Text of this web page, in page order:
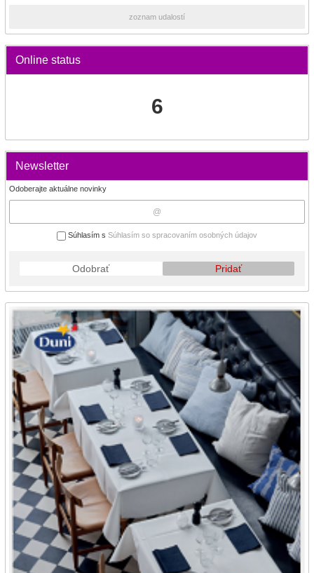
zoznam udalostí
Online status
6
Newsletter
Odoberajte aktuálne novinky
Súhlasím s Súhlasím so spracovaním osobných údajov
Odobrať Pridať